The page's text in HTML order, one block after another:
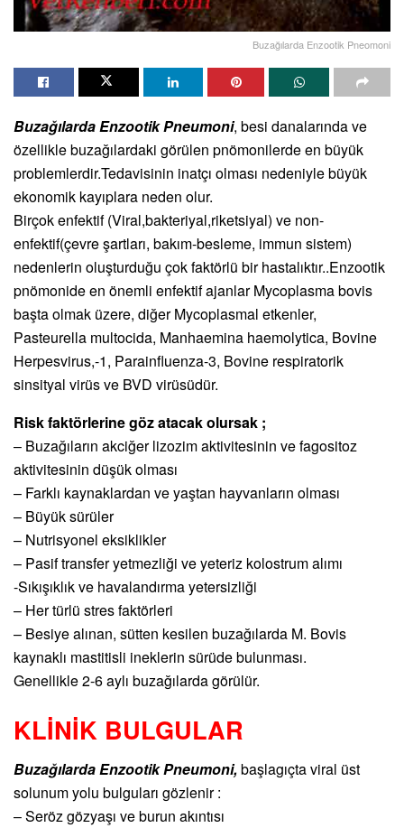
Buzağılarda Enzootik Pneomoni
Buzağılarda Enzootik Pneumoni, besi danalarında ve
özellikle buzağılardaki görülen pnömonilerde en büyük
problemlerdir.Tedavisinin inatçı olması nedeniyle büyük
ekonomik kayıplara neden olur.
Birçok enfektif (Viral,bakteriyal,riketsiyal) ve non-
enfektif(çevre şartları, bakım-besleme, immun sistem)
nedenlerin oluşturduğu çok faktörlü bir hastalıktır..Enzootik
pnömonide en önemli enfektif ajanlar Mycoplasma bovis
başta olmak üzere, diğer Mycoplasmal etkenler,
Pasteurella multocida, Manhaemina haemolytica, Bovine
Herpesvirus,-1, Parainfluenza-3, Bovine respiratorik
sinsityal virüs ve BVD virüsüdür.
Risk faktörlerine göz atacak olursak ;
– Buzağıların akciğer lizozim aktivitesinin ve fagositoz
aktivitesinin düşük olması
– Farklı kaynaklardan ve yaştan hayvanların olması
– Büyük sürüler
– Nutrisyonel eksiklikler
– Pasif transfer yetmezliği ve yeteriz kolostrum alımı
-Sıkışıklık ve havalandırma yetersizliği
– Her türlü stres faktörleri
– Besiye alınan, sütten kesilen buzağılarda M. Bovis
kaynaklı mastitisli ineklerin sürüde bulunması.
Genellikle 2-6 aylı buzağılarda görülür.
KLİNİK BULGULAR
Buzağılarda Enzootik Pneumoni,başlagıçta viral üst
solunum yolu bulguları gözlenir :
– Seröz gözyaşı ve burun akıntısı